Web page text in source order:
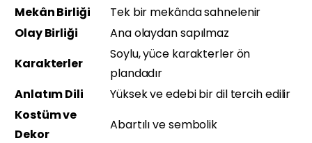
Mekân Birliği
Tek bir mekânda sahnelenir
Olay Birliği
Ana olaydan sapılmaz
Karakterler
Soylu, yüce karakterler ön
plandadır
Anlatım Dili
Yüksek ve edebi bir dil tercih edilir
Kostüm ve
Dekor
Abartılı ve sembolik